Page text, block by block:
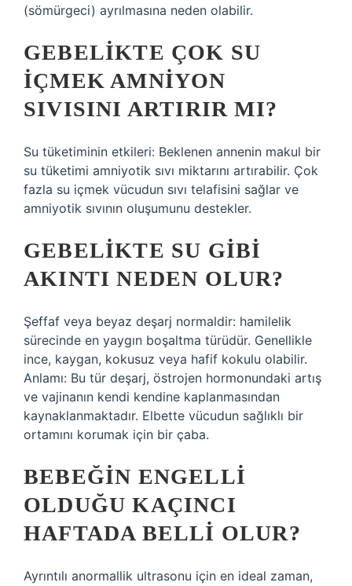
(sömürgeci) ayrılmasına neden olabilir.
GEBELIKTE ÇOK SU
IÇMEK AMNIYON
SIVISINI ARTIRIR MI?
Su tüketiminin etkileri: Beklenen annenin makul bir
su tüketimi amniyotik sıvı miktarını artırabilir. Çok
fazla su içmek vücudun sıvı telafisini sağlar ve
amniyotik sıvının oluşumunu destekler.
GEBELIKTE SU GIBI
AKINTI NEDEN OLUR?
Şeffaf veya beyaz deşarj normaldir: hamilelik
sürecinde en yaygın boşaltma türüdür. Genellikle
ince, kaygan, kokusuz veya hafif kokulu olabilir.
Anlamı: Bu tür deşarj, östrojen hormonundaki artış
ve vajinanın kendi kendine kaplanmasından
kaynaklanmaktadır. Elbette vücudun sağlıklı bir
ortamını korumak için bir çaba.
BEBEĞIN ENGELLI
OLDUĞU KAÇINCI
HAFTADA BELLI OLUR?
Ayrıntılı anormallik ultrasonu için en ideal zaman,